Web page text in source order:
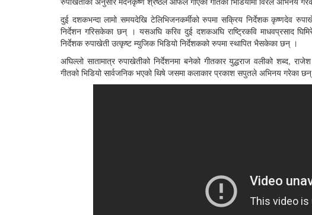
दुई दशकभन्दा लामो समयदेखि टेलिभिजनकर्मीको रुपमा सक्रिय निर्देशक कृष्णदेव
निर्देशन गरिसकेका छन् । यसअघि करिव दुई दशकअघि राष्ट्रिकवि माधवप्रसाद
निर्देशक रुपाखेती उत्कृष्ट म्युजिक भिडियो निर्देशकको रुपमा स्थापित भैसकेका छन् ।
अघिल्लो सातामात्र रुपाखेतीको निर्देशनमा बनेको गीतकार युद्धराज वलीको शब्द,
गीतको भिडियो सार्वजनिक भएको थिषे जसमा कलाकार प्रकाश सपुतले अभिनय गरेका छन्